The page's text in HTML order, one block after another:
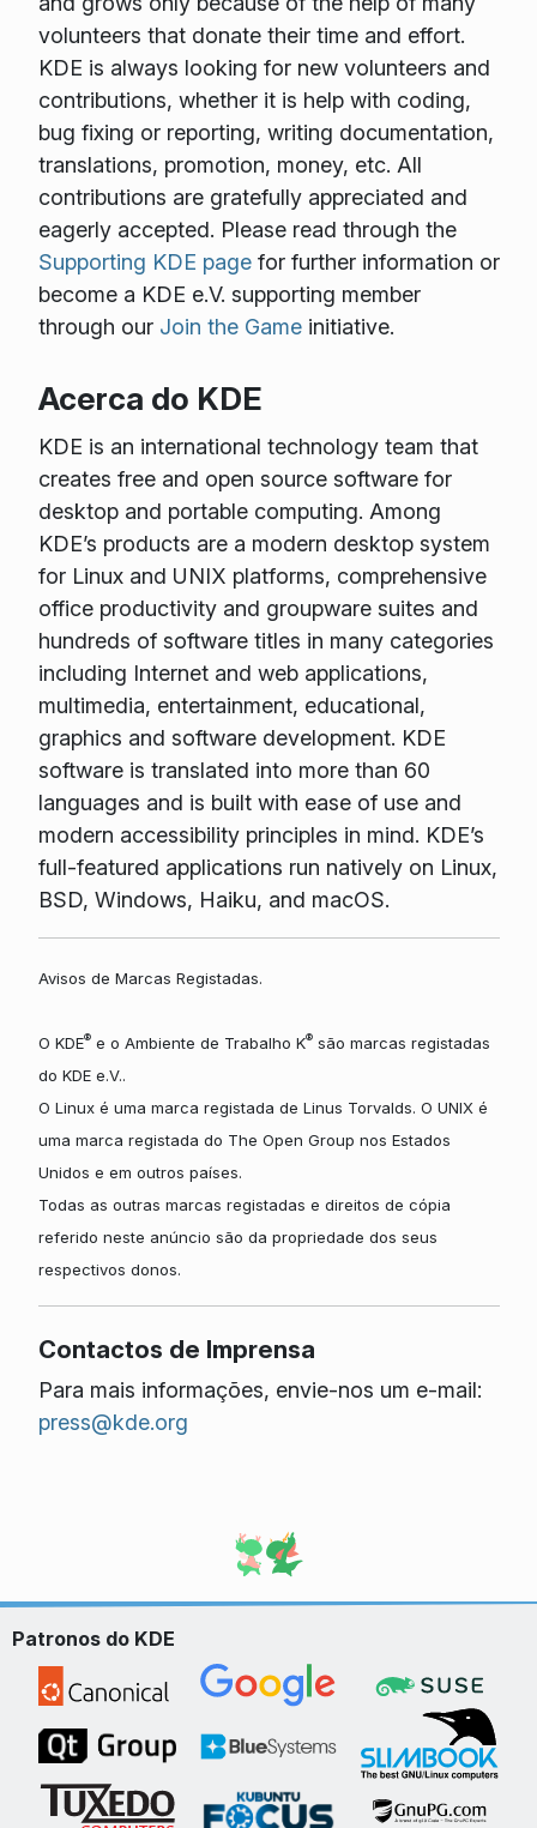
volunteers that donate their time and effort.
KDE is always looking for new volunteers and
contributions, whether it is help with coding,
bug fixing or reporting, writing documentation,
translations, promotion, money, etc. All
contributions are gratefully appreciated and
eagerly accepted. Please read through the
Supporting KDE pagefor further information or
become a KDE e.V. supporting member
through our Join the Gameinitiative.
Acerca do KDE
KDE is an international technology team that
creates free and open source software for
desktop and portable computing. Among
KDE’s products are a modern desktop system
for Linux and UNIX platforms, comprehensive
office productivity and groupware suites and
hundreds of software titles in many categories
including Internet and web applications,
multimedia, entertainment, educational,
graphics and software development. KDE
software is translated into more than 60
languages and is built with ease of use and
modern accessibility principles in mind. KDE’s
full-featured applications run natively on Linux,
BSD, Windows, Haiku, and macOS.
Avisos de Marcas Registadas.
O KDE®e o Ambiente de Trabalho K®são marcas registadas
do KDE e.V..
O Linux é uma marca registada de Linus Torvalds. O UNIX é
uma marca registada do The Open Group nos Estados
Unidos e em outros países.
Todas as outras marcas registadas e direitos de cópia
referido neste anúncio são da propriedade dos seus
respectivos donos.
Contactos de Imprensa
Para mais informações, envie-nos um e-mail:
press@kde.org
Patronos do KDE